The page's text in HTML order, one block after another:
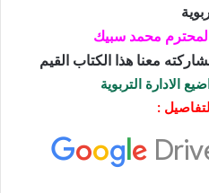
المحترم محمد سبيك
معنا هذا الكتاب القيم
الادارة التربوية
: